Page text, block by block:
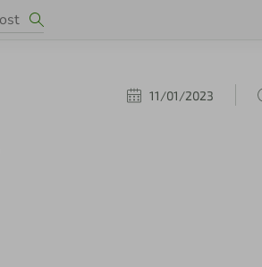
11/01/2023